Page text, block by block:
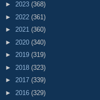
► 2023 (368)
► 2022 (361)
► 2021 (360)
► 2020 (340)
► 2019 (319)
► 2018 (323)
► 2017 (339)
► 2016 (329)